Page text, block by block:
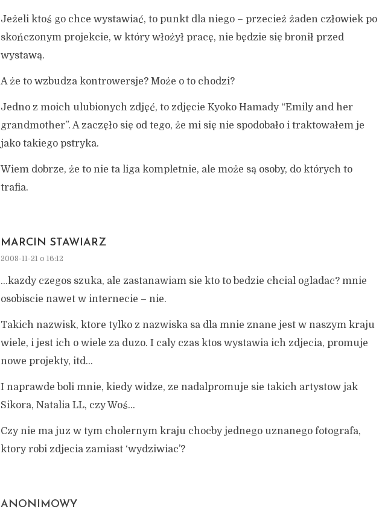
Jeżeli ktoś go chce wystawiać, to punkt dla niego – przecież żaden człowiek po
skończonym projekcie, w który włożył pracę, nie będzie się bronił przed
wystawą.
A że to wzbudza kontrowersje? Może o to chodzi?
Jedno z moich ulubionych zdjęć, to zdjęcie Kyoko Hamady “Emily and her
grandmother”. A zaczęło się od tego, że mi się nie spodobało i traktowałem je
jako takiego pstryka.
Wiem dobrze, że to nie ta liga kompletnie, ale może są osoby, do których to
trafia.
MARCIN STAWIARZ
2008-11-21 o 16:12
…kazdy czegos szuka, ale zastanawiam sie kto to bedzie chcial ogladac? mnie
osobiscie nawet w internecie – nie.
Takich nazwisk, ktore tylko z nazwiska sa dla mnie znane jest w naszym kraju
wiele, i jest ich o wiele za duzo. I caly czas ktos wystawia ich zdjecia, promuje
nowe projekty, itd…
I naprawde boli mnie, kiedy widze, ze nadalpromuje sie takich artystow jak
Sikora, Natalia LL, czy Woś…
Czy nie ma juz w tym cholernym kraju chocby jednego uznanego fotografa,
ktory robi zdjecia zamiast ‘wydziwiac’?
ANONIMOWY